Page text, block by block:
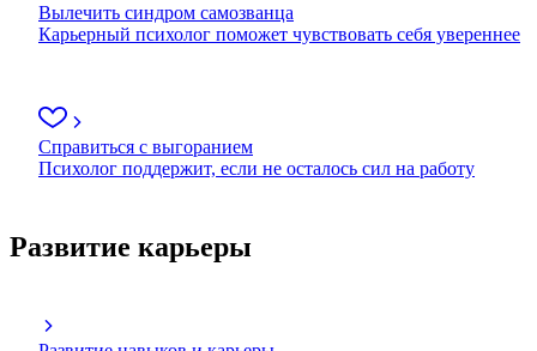
Вылечить синдром самозванца
Карьерный психолог поможет чувствовать себя увереннее
Справиться с выгоранием
Психолог поддержит, если не осталось сил на работу
Развитие карьеры